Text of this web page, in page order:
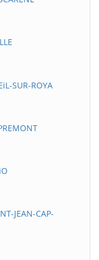
SUR-ROYA
JEAN-CAP-